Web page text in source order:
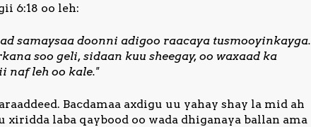
6:18 oo leh:
samaysaa doonni adigoo raacaya tusmooyinkayga.
soo geli, sidaan kuu sheegay, oo waxaad ka
naf leh oo kale."
Bacdamaa axdigu uu yahay shay la mid ah
xiridda laba qaybood oo wada dhiganaya ballan ama